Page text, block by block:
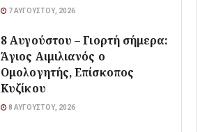
7 ΑΥΓΟΎΣΤΟΥ, 2026
8 Αυγούστου – Γιορτή σήμερα:
Άγιος Αιμιλιανός ο
Ομολογητής, Επίσκοπος
Κυζίκου
8 ΑΥΓΟΎΣΤΟΥ, 2026